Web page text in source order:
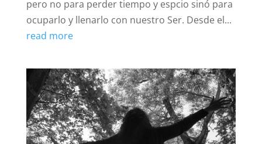
pero no para perder tiempo y espcio sinó para
ocuparlo y llenarlo con nuestro Ser. Desde el...
read more